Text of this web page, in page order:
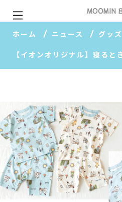
ホーム ニュース グッズ